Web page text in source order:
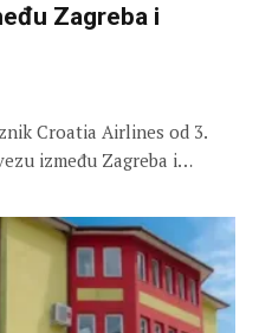
Zagreba i
Croatia Airlines od 3.
između Zagreba i…